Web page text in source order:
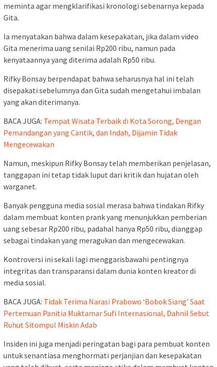
meminta agar mengklarifikasi kronologi sebenarnya kepada
Gita.
Ia menyatakan bahwa dalam kesepakatan, jika dalam video
Gita menerima uang senilai Rp200 ribu, namun pada
kenyataannya yang diterima adalah Rp50 ribu.
Rifky Bonsay berpendapat bahwa seharusnya hal ini telah
disepakati sebelumnya dan Gita sudah mengetahui imbalan
yang akan diterimanya.
BACA JUGA: Tempat Wisata Terbaik di Kota Sorong, Dengan
Pemandangan yang Cantik, dan Indah, Dijamin Tidak
Mengecewakan
Namun, meskipun Rifky Bonsay telah memberikan penjelasan,
tanggapan ini tetap tidak luput dari kritik dan hujatan oleh
warganet.
Banyak pengguna media sosial merasa bahwa tindakan Rifky
dalam membuat konten prank yang menunjukkan pemberian
uang sebesar Rp200 ribu, padahal hanya Rp50 ribu, dianggap
sebagai tindakan yang meragukan dan mengecewakan.
Kontroversi ini sekali lagi menggarisbawahi pentingnya
integritas dan transparansi dalam dunia konten kreator di
media sosial.
BACA JUGA: Tidak Terima Narasi Prabowo ‘Bobok Siang’ Saat
Pertemuan Panitia Muktamar Sufi Internasional, Dahnil Sebut
Ruhut Sitompul Miskin Adab
Insiden ini juga menjadi peringatan bagi para pembuat konten
untuk senantiasa menghormati perjanjian dan kesepakatan